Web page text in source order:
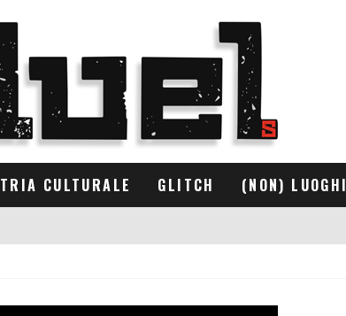
CULTURALE GLITCH (NON) LUOGHI